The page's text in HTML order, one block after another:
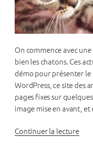
On commence avec
bien les chatons. Ces
démo pour présenter le
WordPress, ce site des
pages fixes sur
image mise en avant,
Continuer la lecturede